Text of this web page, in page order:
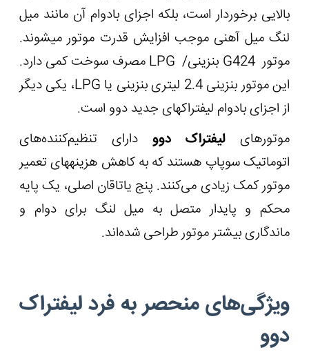
بالایی برخوردار است، بلکه اجزای بادوام آن مانند میل
لنگ میل آهنی موجب افزایش قدرت موتور می‏شوند.
موتور G424 بنزینی/ LPGمصرف سوخت کمی دارد.
این موتور بنزینی 2.4 لیتری بنزینی یا
LPG، یکی دیگر
از اجزای بادوام لیفتراک‏های جدید دوو است.
موتورهای لیفتراک دوو دارای تنظیم‌کننده‌های
اتوماتیک سوپاپ هستند که به کاهش هزینه‏های تعمیر
موتور کمک زیادی می‌کنند. پنج یاتاقان اصلی، یک پایه
محکم و پایدار متصل به میل لنگ برای دوام و
ماندگاری بیشتر موتور طراحی شده‌اند.
ویژگی‌های منحصر به فرد لیفتراک
دوو